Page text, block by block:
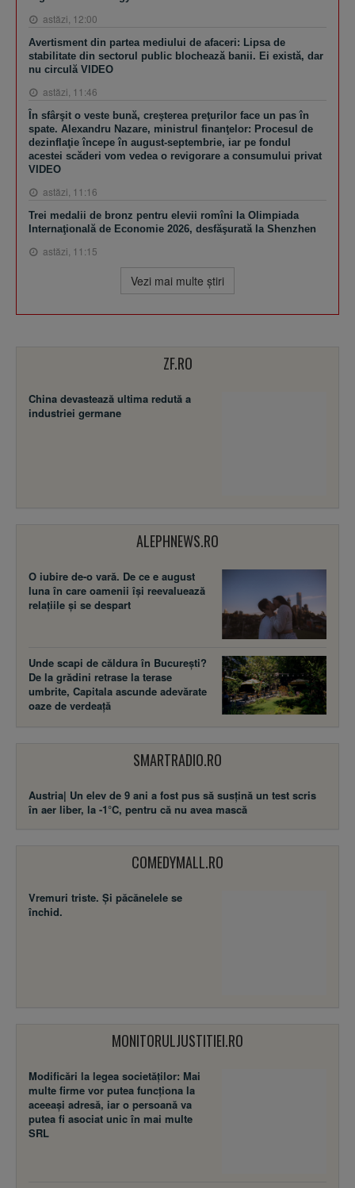
astăzi, 12:00
Avertisment din partea mediului de afaceri: Lipsa de
stabilitate din sectorul public blochează banii. Ei există, dar
nu circulă VIDEO
astăzi, 11:46
În sfârşit o veste bună, creşterea preţurilor face un pas în
spate. Alexandru Nazare, ministrul finanţelor: Procesul de
dezinflaţie începe în august-septembrie, iar pe fondul
acestei scăderi vom vedea o revigorare a consumului privat
VIDEO
astăzi, 11:16
Trei medalii de bronz pentru elevii romîni la Olimpiada
Internaţională de Economie 2026, desfăşurată la Shenzhen
astăzi, 11:15
Vezi mai multe ştiri
ZF.RO
China devastează ultima redută a
industriei germane
ALEPHNEWS.RO
O iubire de-o vară. De ce e august
luna în care oamenii își reevaluează
relațiile și se despart
Unde scapi de căldura în București?
De la grădini retrase la terase
umbrite, Capitala ascunde adevărate
oaze de verdeață
SMARTRADIO.RO
Austria| Un elev de 9 ani a fost pus să susţină un test scris
în aer liber, la -1°C, pentru că nu avea mască
COMEDYMALL.RO
Vremuri triste. Şi păcănelele se
închid.
MONITORULJUSTITIEI.RO
Modificări la legea societăţilor: Mai
multe firme vor putea funcţiona la
aceeaşi adresă, iar o persoană va
putea fi asociat unic în mai multe
SRL